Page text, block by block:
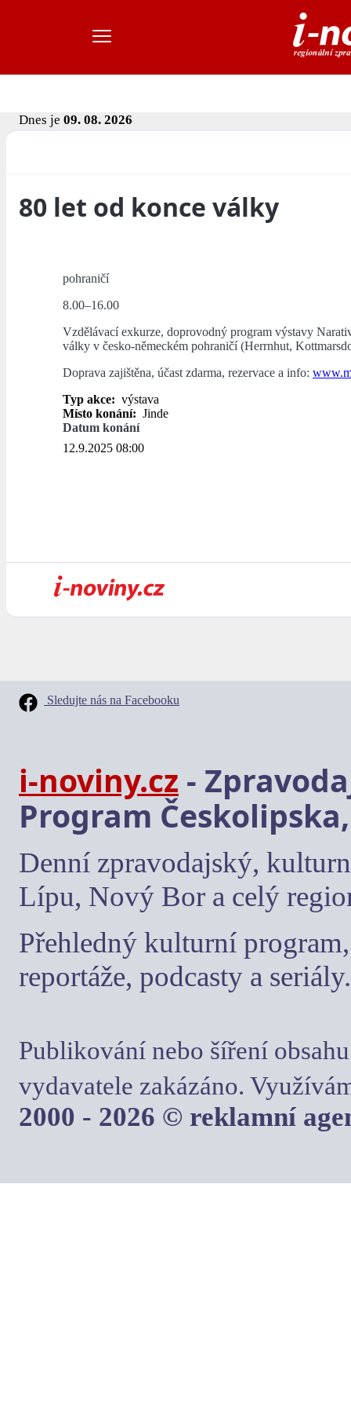
Dnes je 09. 08. 2026
80 let od konce války
pohraničí
8.00–16.00
Vzdělávací exkurze, doprovodný program výstavy
války v česko-německém pohraničí (Herrnhut,
Doprava zajištěna, účast zdarma, rezervace a info:
Typ akce: výstava
Místo konání: Jinde
Datum konání
12.9.2025 08:00
Sledujte nás na Facebooku
i-noviny.cz -
Program
Denní zpravodajský,
Lípu, Nový Bor a celý
Přehledný kulturní
reportáže, podcasty a seriály.
Publikování nebo šíření
vydavatele zakázáno.
2000 - 2026 © reklamní